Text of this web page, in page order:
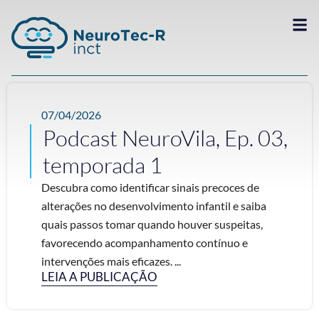
07/04/2026
Podcast NeuroVila, Ep. 03,
temporada 1
Descubra como identificar sinais precoces de
alterações no desenvolvimento infantil e saiba
quais passos tomar quando houver suspeitas,
favorecendo acompanhamento contínuo e
intervenções mais eficazes. ...
LEIA A PUBLICAÇÃO